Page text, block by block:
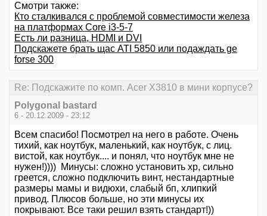
Смотри также:
Кто сталкивался с проблемой совместимости железа
на платформах Core i3-5-7
Есть ли разница, HDMI и DVI
Подскажете брать щас ATI 5850 или подаждать ge
forse 300
Re: Подскажите по комп. Acer X3810 в мини корпусе?
Polygonal bastard
6 - 20.12.2009 - 23:12
Всем спасибо! Посмотрел на него в работе. Очень
тихий, как ноутбук, маленький, как ноутбук, с лиц.
вистой, как ноутбук.... и понял, что ноутбук мне не
нужен!)))) Минусы: сложно установить xp, сильно
греется, сложно подключить винт, нестандартные
размеры мамы и видюхи, слабый бп, хлипкий
привод. Плюсов больше, но эти минусы их
покрывают. Все таки решил взять стандарт!))